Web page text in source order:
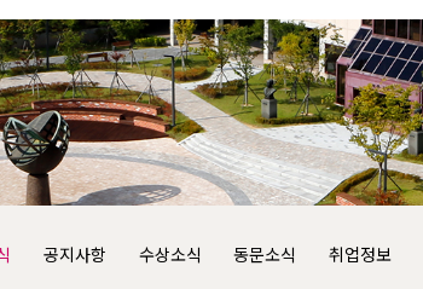
공지사항 수상소식 동문소식 취업정보